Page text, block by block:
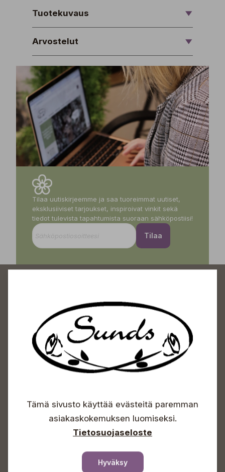
Tuotekuvaus
Arvostelut
Tilaa uutiskirjeemme ja saa tuoreimmat uutiset,
eksklusiiviset tarjoukset, inspiroivat vinkit sekä
tiedot tulevista tapahtumista suoraan sähköpostiisi!
Tilaa
Sundin Puutarhakeskus
Avoinna
Sunnuntaisin Itsepalvelu
Info & vaihde
+358 50 388 9592
Tämä sivusto käyttää evästeitä paremman
asiakaskokemuksen luomiseksi.
Tietosuojaseloste
Hyväksy